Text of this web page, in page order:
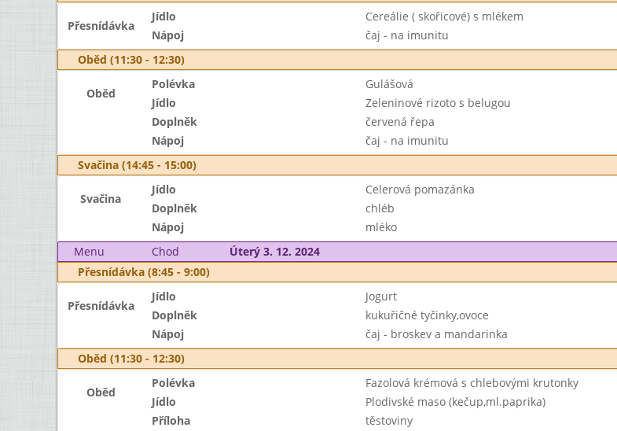
Přesnídávka
Jídlo Cereálie ( skořicové) s mlékem
Nápoj
čaj - na imunitu
Oběd (11:30 - 12:30)
Oběd
Polévka Gulášová
Jídlo
Zeleninové rizoto s belugou
Doplněk
červená řepa
Nápoj
čaj - na imunitu
Svačina (14:45 - 15:00)
Svačina
Jídlo Celerová pomazánka
Doplněk
chléb
Nápoj
mléko
Menu
Chod Úterý 3. 12. 2024
Přesnídávka (8:45 - 9:00)
Přesnídávka
Jídlo Jogurt
Doplněk
kukuřičné tyčinky,ovoce
Nápoj
čaj - broskev a mandarinka
Oběd (11:30 - 12:30)
Oběd
Polévka Fazolová krémová s chlebovými krutonky
Jídlo
Plodivské maso (kečup,ml.paprika)
Příloha
těstoviny